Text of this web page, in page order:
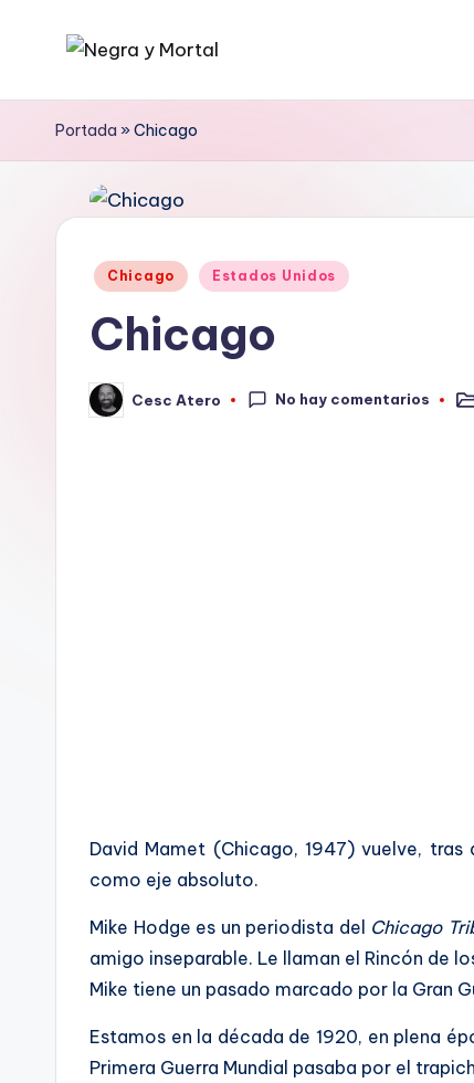
contenido
N
e
r
literaria
la
Negra
mucho
Portada »Chicago
Publicado
Chicago Estados Unidos
Chicago
Publicado
por
Cesc Atero No hay comentarios
David Mamet (Chicago, 1947) vuelve,
como eje absoluto.
Mike Hodge es un periodista del Chicago
amigo inseparable. Le llaman el Rincón de
Mike tiene un pasado marcado por la Gran
Estamos en la década de 1920, en plena
Primera Guerra Mundial pasaba por el